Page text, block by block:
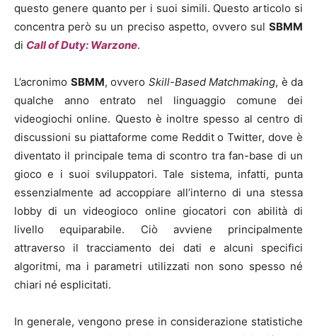
questo genere quanto per i suoi simili. Questo articolo si
concentra però su un preciso aspetto, ovvero sul SBMM
di Call of Duty: Warzone.
L’acronimo SBMM, ovvero Skill-Based Matchmaking, è da
qualche anno entrato nel linguaggio comune dei
videogiochi online. Questo è inoltre spesso al centro di
discussioni su piattaforme come Reddit o Twitter, dove è
diventato il principale tema di scontro tra fan-base di un
gioco e i suoi sviluppatori. Tale sistema, infatti, punta
essenzialmente ad accoppiare all’interno di una stessa
lobby di un videogioco online giocatori con abilità di
livello equiparabile. Ciò avviene principalmente
attraverso il tracciamento dei dati e alcuni specifici
algoritmi, ma i parametri utilizzati non sono spesso né
chiari né esplicitati.
In generale, vengono prese in considerazione statistiche